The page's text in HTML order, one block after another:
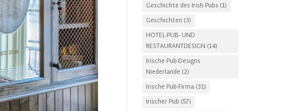
Geschichte des Irish Pubs (1)
Geschichten (3)
HOTEL-PUB- UND
RESTAURANTDESIGN (14)
Irische Pub-Designs
Niederlande (2)
Irische Pub-Firma(31)
Irischer Pub (57)